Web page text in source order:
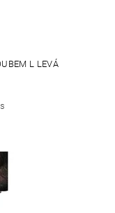
L LEVÁ